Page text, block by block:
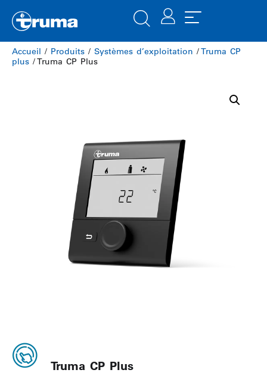
Accueil / Produits / Systèmes d’exploitation /Truma CP
plus / Truma CP Plus
Truma CP Plus